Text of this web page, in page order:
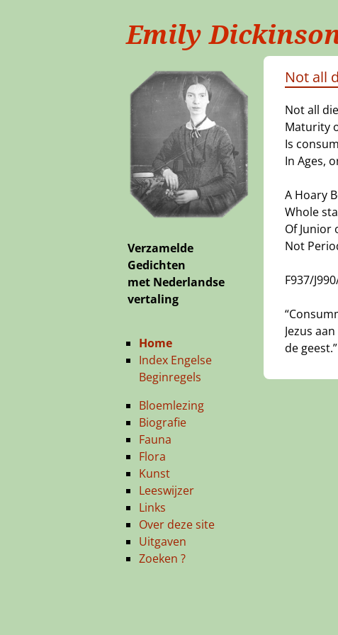
Emily
Not all
Not all
Maturity
Is
In Ages,
A Hoary
Whole
Of Junior
Not
F937/
Jezus
de
Verzamelde
Gedichten
met Nederlandse
vertaling
Home
Index Engelse
Beginregels
Bloemlezing
Biografie
Fauna
Flora
Kunst
Leeswijzer
Links
Over deze site
Uitgaven
Zoeken ?